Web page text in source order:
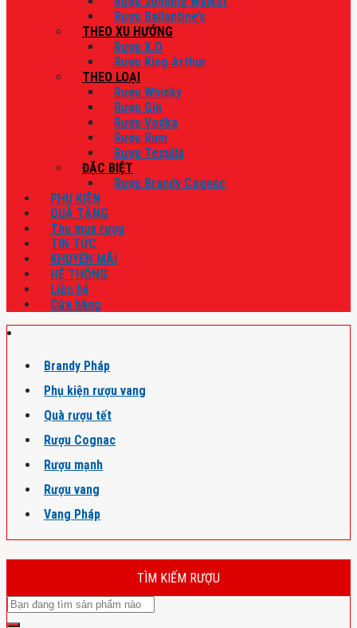
Rượu Ballantine’s
THEO XU HƯỚNG
Rượu X.O
Rượu King Arthur
THEO LOẠI
Rượu Whisky
Rượu Gin
Rượu Vodka
Rượu Rum
Rượu Tequila
ĐẶC BIỆT
Rượu Brandy Cognac
PHỤ KIỆN
QUÀ TẶNG
Thu mua rượu
TIN TỨC
KHUYẾN MÃI
HỆ THỐNG
Liên hệ
Cửa hàng
Brandy Pháp
Phụ kiện rượu vang
Quà rượu tết
Rượu Cognac
Rượu mạnh
Rượu vang
Vang Pháp
TÌM KIẾM RƯỢU